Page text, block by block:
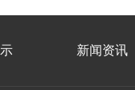
新闻资讯